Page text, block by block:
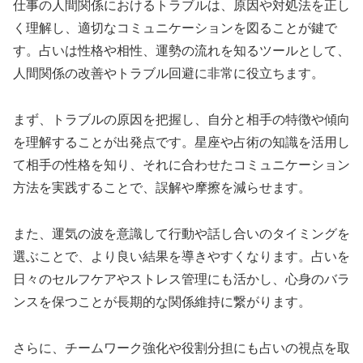
仕事の人間関係におけるトラブルは、原因や対処法を正し
く理解し、適切なコミュニケーションを図ることが鍵で
す。占いは性格や相性、運勢の流れを知るツールとして、
人間関係の改善やトラブル回避に非常に役立ちます。
まず、トラブルの原因を把握し、自分と相手の特徴や傾向
を理解することが出発点です。星座や占術の知識を活用し
て相手の性格を知り、それに合わせたコミュニケーション
方法を実践することで、誤解や摩擦を減らせます。
また、運気の波を意識して行動や話し合いのタイミングを
選ぶことで、より良い結果を導きやすくなります。占いを
日々のセルフケアやストレス管理にも活かし、心身のバラ
ンスを保つことが長期的な関係維持に繋がります。
さらに、チームワーク強化や役割分担にも占いの視点を取